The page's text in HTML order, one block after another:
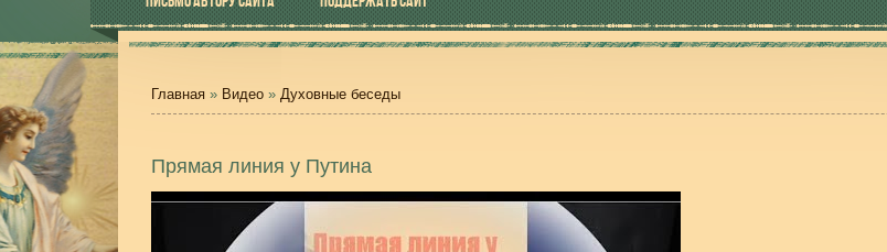
Главная » Видео » Духовные беседы
Прямая линия у Путина